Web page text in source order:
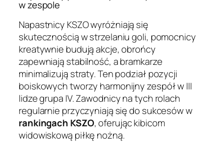
w zespole
Napastnicy KSZO wyróżniają się
skutecznością w strzelaniu goli, pomocnicy
kreatywnie budują akcje, obrońcy
zapewniają stabilność, a bramkarze
minimalizują straty. Ten podział pozycji
boiskowych tworzy harmonijny zespół w III
lidze grupa IV. Zawodnicy na tych rolach
regularnie przyczyniają się do sukcesów w
rankingach KSZO, oferując kibicom
widowiskową piłkę nożną.